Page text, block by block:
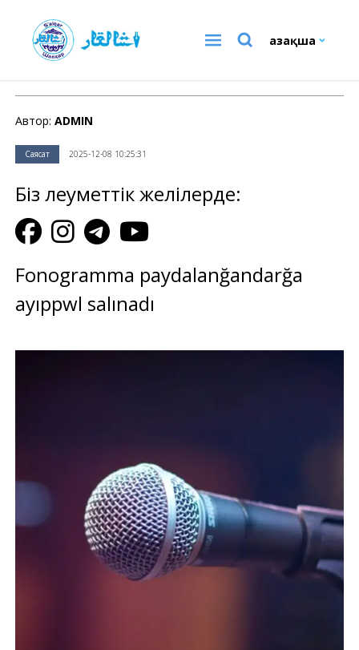
Қазақша
Автор: ADMIN
Саясат 2025-12-08 10:25:31
Біз әлеуметтік желілерде:
Fonogramma paydalanğandarğa
ayıppwl salınadı